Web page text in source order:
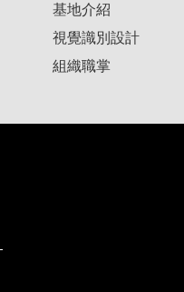
基地介紹
視覺識別設計
組織職掌